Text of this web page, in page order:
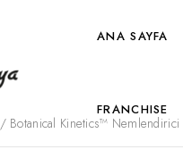
ANA SAYFA
FRANCHISE
/ Botanical Kinetics™ Nemlendirici